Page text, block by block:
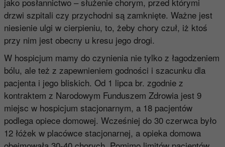
drzwi szpitali czy przychodni są zamknięte. Ważne jest
niesienie ulgi w cierpieniu, to, żeby chory czuł, iż ktoś
przy nim jest obecny u kresu jego drogi.
W hospicjum mamy do czynienia nie tylko z łagodzeniem
bólu, ale też z zapewnieniem godności i szacunku dla
pacjenta i jego bliskich. Od 1 lipca br. zgodnie z
kontraktem z Narodowym Funduszem Zdrowia jest 9
miejsc w hospicjum stacjonarnym, a 18 pacjentów
podlega opiece domowej. Wcześniej do 30 czerwca było
12 łóżek w placówce stacjonarnej, a opieka domowa